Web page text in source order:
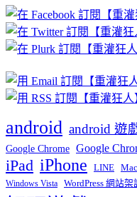
章
分
類
android android 遊
Google Chrome Google
iPad iPhone LINE
Windows Vista WordPress 網站架